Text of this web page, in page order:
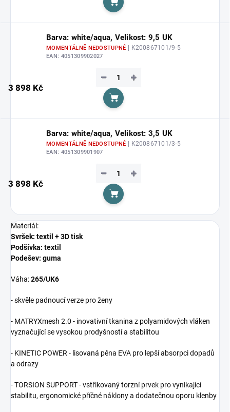
Do košíku
Barva: white/aqua, Velikost: 9,5 UK
MOMENTÁLNĚ NEDOSTUPNÉ | K200867101/9-5
EAN: 4051309902027
3 898 Kč
+
−
Do košíku
Barva: white/aqua, Velikost: 3,5 UK
MOMENTÁLNĚ NEDOSTUPNÉ | K200867101/3-5
EAN: 4051309901907
3 898 Kč
+
−
Do košíku
Materiál:
Svršek: textil + 3D tisk
Podšívka: textil
Podešev: guma
Váha:265/UK6
- skvěle padnoucí verze pro ženy
- MATRYXmesh 2.0 - inovativní tkanina z polyamidových vláken
vyznačující se vysokou prodyšností a stabilitou
- KINETIC POWER - lisovaná pěna EVA pro lepší absorpci dopadů
a odrazy
- TORSION SUPPORT - vstřikovaný torzní prvek pro vynikající
stabilitu, ergonomické příčné náklony a dodatečnou oporu klenby